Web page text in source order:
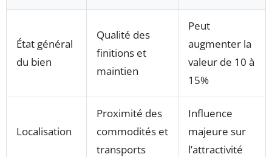
État général
du bien
Qualité des
finitions et
maintien
Peut
augmenter la
valeur de 10 à
15%
Localisation
Proximité des
commodités et
transports
Influence
majeure sur
l’attractivité